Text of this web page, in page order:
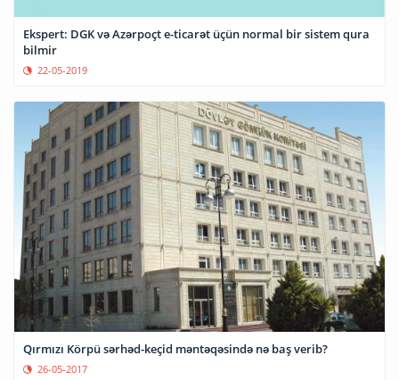
Ekspert: DGK və Azərpoçt e-ticarət üçün normal bir sistem qura
bilmir
22-05-2019
Qırmızı Körpü sərhəd-keçid məntəqəsində nə baş verib?
26-05-2017